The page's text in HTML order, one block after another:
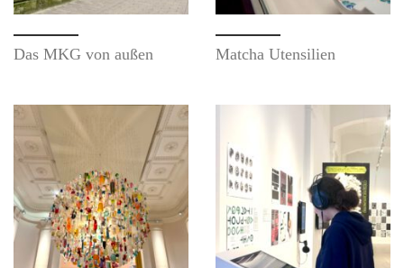
Das MKG von außen Matcha Utensilien